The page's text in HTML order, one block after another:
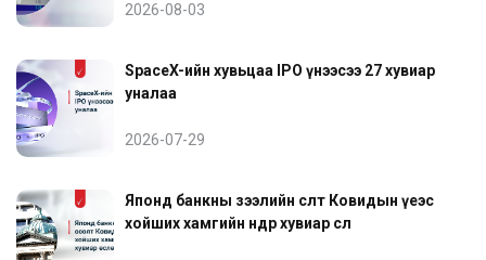
2026-08-03
SpaceX-ийн хувьцаа IPO үнээсээ 27 хувиар
уналаа
2026-07-29
Японд банкны зээлийн өсөлт Ковидын үеэс
хойших хамгийн өндөр хувиар өслөө